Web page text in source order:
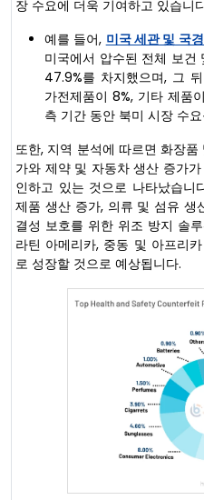
장 수요에 더욱 기여하고 있습니
예를 들어, 미국 세관 및 국
미국에서 압수된 전체 보
47.9%를 차지했으며, 그
가전제품이 8%, 기타 제품
측 기간 동안 북미 시장 수
또한, 지역 분석에 따르면 화장
가와 제약 및 자동차 생산 증가
인하고 있는 것으로 나타났습니
제품 생산 증가, 의류 및 섬유 생
결성 보호를 위한 위조 방지 솔
라틴 아메리카, 중동 및 아프리
로 성장할 것으로 예상됩니다.